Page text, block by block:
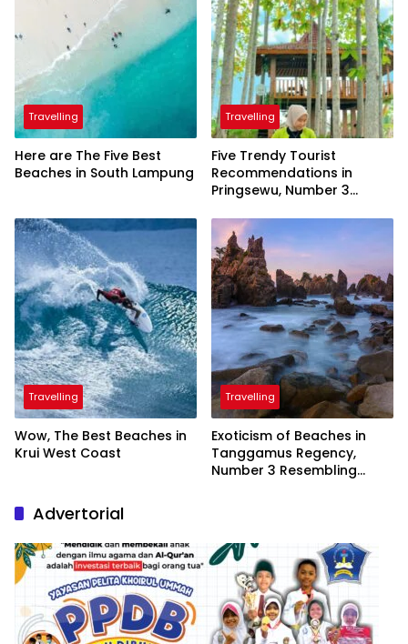
Travelling
Here are The Five Best
Beaches in South Lampung
Travelling
Five Trendy Tourist
Recommendations in
Pringsewu, Number 3
President
Travelling
Wow, The Best Beaches in
Krui West Coast
Travelling
Exoticism of Beaches in
Tanggamus Regency,
Number 3 Resembling
Advertorial